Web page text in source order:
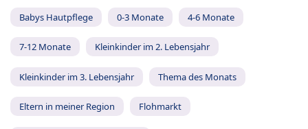
Babys Hautpflege 0-3 Monate 4-6 Monate
7-12 Monate Kleinkinder im 2. Lebensjahr
Kleinkinder im 3. Lebensjahr Thema des Monats
Eltern in meiner Region Flohmarkt